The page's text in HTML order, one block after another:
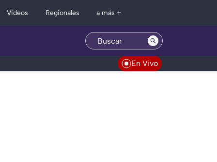
Videos Regionales a más +
En Vivo